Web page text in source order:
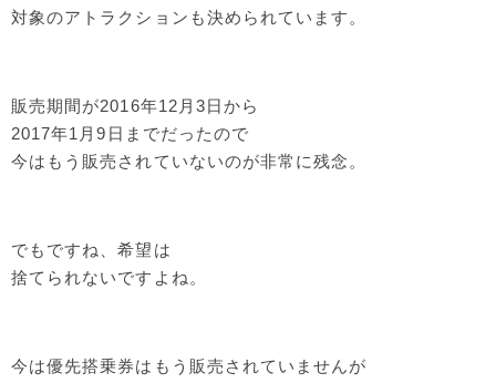
対象のアトラクションも決められています。
販売期間が2016年12月3日から
2017年1月9日までだったので
今はもう販売されていないのが非常に残念。
でもですね、希望は
捨てられないですよね。
今は優先搭乗券はもう販売されていませんが